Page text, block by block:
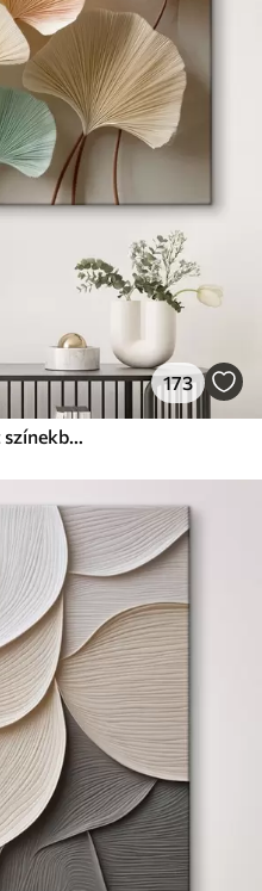
173
Stilizált ginkgólevelek nyugodt színekben